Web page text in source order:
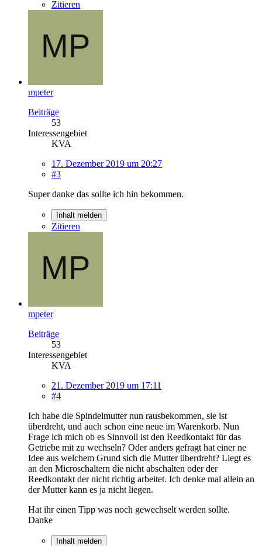
Zitieren
mpeter
Beiträge
53
Interessengebiet
KVA
17. Dezember 2019 um 20:27
#3
Super danke das sollte ich hin bekommen.
Inhalt melden
Zitieren
mpeter
Beiträge
53
Interessengebiet
KVA
21. Dezember 2019 um 17:11
#4
Ich habe die Spindelmutter nun rausbekommen, sie ist
überdreht, und auch schon eine neue im Warenkorb. Nun
Frage ich mich ob es Sinnvoll ist den Reedkontakt für das
Getriebe mit zu wechseln? Oder anders gefragt hat einer ne
Idee aus welchem Grund sich die Mutter überdreht? Liegt es
an den Microschaltern die nicht abschalten oder der
Reedkontakt der nicht richtig arbeitet. Ich denke mal allein an
der Mutter kann es ja nicht liegen.
Hat ihr einen Tipp was noch gewechselt werden sollte.
Danke
Inhalt melden